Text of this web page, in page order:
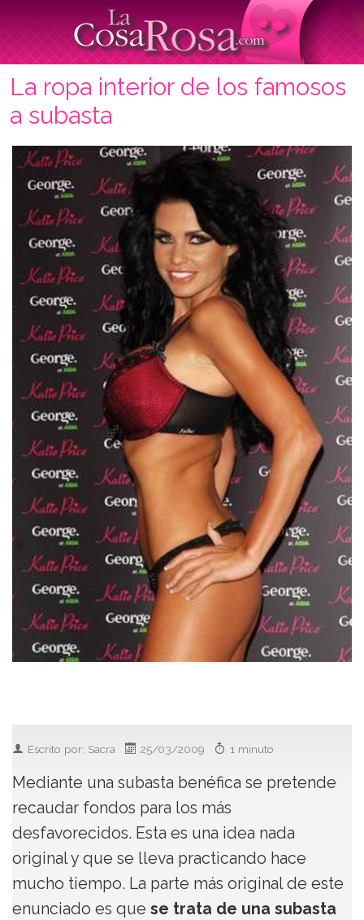
La ropa interior de los famosos
a subasta
Escrito por: Sacra 25/03/2009 1 minuto
Mediante una subasta benéfica se pretende
recaudar fondos para los más
desfavorecidos. Esta es una idea nada
original y que se lleva practicando hace
mucho tiempo. La parte más original de este
enunciado es que se trata de una subasta